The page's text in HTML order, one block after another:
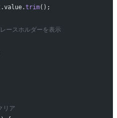
trim();
ースホルダーを表示
リア